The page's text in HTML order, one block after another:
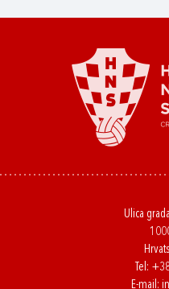
Ulica
Tel:
E-mail: